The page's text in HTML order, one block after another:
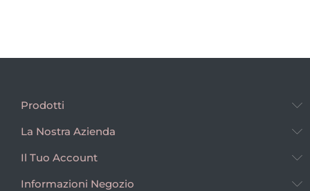
Prodotti
La Nostra Azienda
Il Tuo Account
Informazioni Negozio